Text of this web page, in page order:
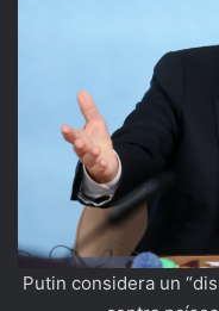
Putin considera un